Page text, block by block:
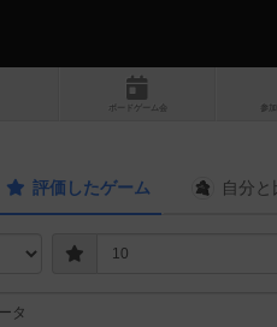
ボ ドゲ ーム
評価したゲーム 自分と